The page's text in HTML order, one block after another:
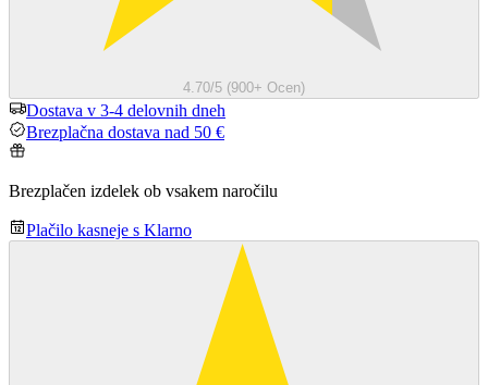
4.70/5 (900+ Ocen)
Dostava v 3-4 delovnih dneh
Brezplačna dostava nad 50 €
Brezplačen izdelek ob vsakem naročilu
Plačilo kasneje s Klarno